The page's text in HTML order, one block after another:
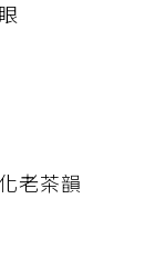
老茶韻